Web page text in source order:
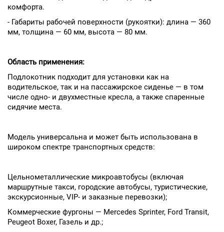
комфорта.
- Габариты рабочей поверхности (рукоятки): длина — 360
мм, толщина — 60 мм, высота — 80 мм.
Область применения:
Подлокотник подходит для установки как на
водительское, так и на пассажирское сиденье — в том
числе одно- и двухместные кресла, а также спаренные
сидячие места.
Модель универсальна и может быть использована в
широком спектре транспортных средств:
Цельнометаллические микроавтобусы (включая
маршрутные такси, городские автобусы, туристические,
экскурсионные, VIP- и заказные перевозки);
Коммерческие фургоны — Mercedes Sprinter, Ford Transit,
Peugeot Boxer, Газель и др.;